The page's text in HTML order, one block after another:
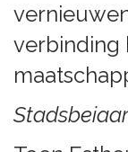
verbinding